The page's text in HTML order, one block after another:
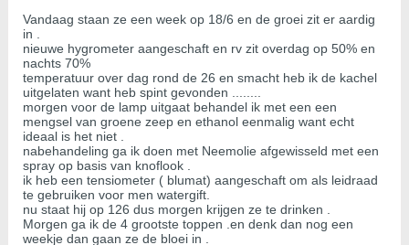
Vandaag staan ze een week op 18/6 en de groei zit er aardig
in .
nieuwe hygrometer aangeschaft en rv zit overdag op 50% en
nachts 70%
temperatuur over dag rond de 26 en smacht heb ik de kachel
uitgelaten want heb spint gevonden ........
morgen voor de lamp uitgaat behandel ik met een een
mengsel van groene zeep en ethanol eenmalig want echt
ideaal is het niet .
nabehandeling ga ik doen met Neemolie afgewisseld met een
spray op basis van knoflook .
ik heb een tensiometer ( blumat) aangeschaft om als leidraad
te gebruiken voor men watergift.
nu staat hij op 126 dus morgen krijgen ze te drinken .
Morgen ga ik de 4 grootste toppen .en denk dan nog een
weekje dan gaan ze de bloei in .